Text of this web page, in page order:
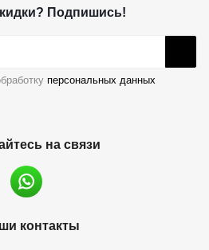
Подпишись!
персональных данных
на связи
контакты